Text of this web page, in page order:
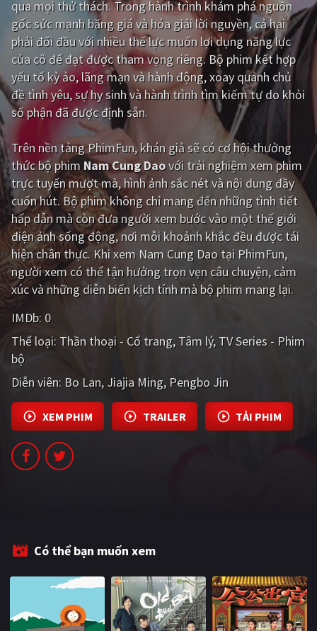
Giật gân Gia đình
Bí ẩn Lịch sử
Viễn Tây Tiểu sử
GameShow DramaTV
QUỐC GIA
Âu - Mỹ Trung Quốc - Hồng Kông
Hàn Quốc Nhật Bản
Ấn Độ Việt Nam
Tổng hợp
CẬP NHẬT
PHIM BỘ
PHIM LẺ
PHIM CHIẾU RẠP
TUYỂN TẬP PHIM
BLOG
qua mọi thử thách. Trong hành trình khám phá nguồn
gốc sức mạnh băng giá và hóa giải lời nguyền, cả hai
phải đối đầu với nhiều thế lực muốn lợi dụng năng lực
của cô để đạt được tham vọng riêng. Bộ phim kết hợp
yếu tố kỳ ảo, lãng mạn và hành động, xoay quanh chủ
đề tình yêu, sự hy sinh và hành trình tìm kiếm tự do khỏi
số phận đã được định sẵn.
Trên nền tảngPhimFun, khán giả sẽ có cơ hội thưởng
thức bộ phim Nam Cung Daovới trải nghiệm xem phim
trực tuyến mượt mà, hình ảnh sắc nét và nội dung đầy
cuốn hút. Bộ phim không chỉ mang đến những tình tiết
hấp dẫn mà còn đưa người xem bước vào một thế giới
điện ảnh sống động, nơi mỗi khoảnh khắc đều được tái
hiện chân thực. Khi xem Nam Cung Dao tại PhimFun,
người xem có thể tận hưởng trọn vẹn câu chuyện, cảm
xúc và những diễn biến kịch tính mà bộ phim mang lại.
IMDb: 0
Thể loại: Thần thoại - Cổ trang Tâm lý TV Series - Phim
bộ
Diễn viên: Bo Lan Jiajia Ming Pengbo Jin
XEM PHIM TRAILER TẢI PHIM
Có thể bạn muốn xem